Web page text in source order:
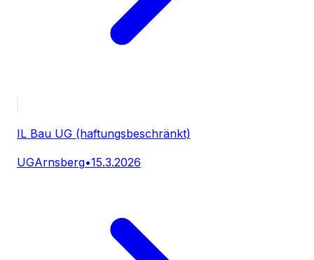
IL Bau UG (haftungsbeschränkt)
UGArnsberg•15.3.2026